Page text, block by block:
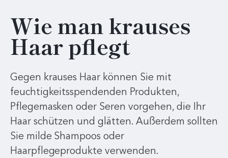
Wie man krauses
Haar pflegt
Gegen krauses Haar können Sie mit
feuchtigkeitsspendenden Produkten,
Pflegemasken oder Seren vorgehen, die Ihr
Haar schützen und glätten. Außerdem sollten
Sie milde Shampoos oder
Haarpflegeprodukte verwenden.